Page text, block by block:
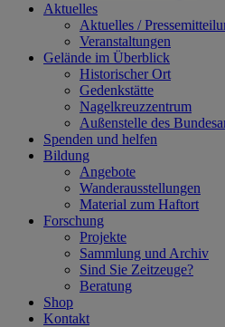
Aktuelles
Aktuelles /
Veranstaltungen
Gelände im Überblick
Historischer Ort
Gedenkstätte
Nagelkreuzzentrum
Außenstelle des
Spenden und helfen
Bildung
Angebote
Wanderausstellungen
Material zum Haftort
Forschung
Projekte
Sammlung und Archiv
Sind Sie Zeitzeuge?
Beratung
Shop
Kontakt